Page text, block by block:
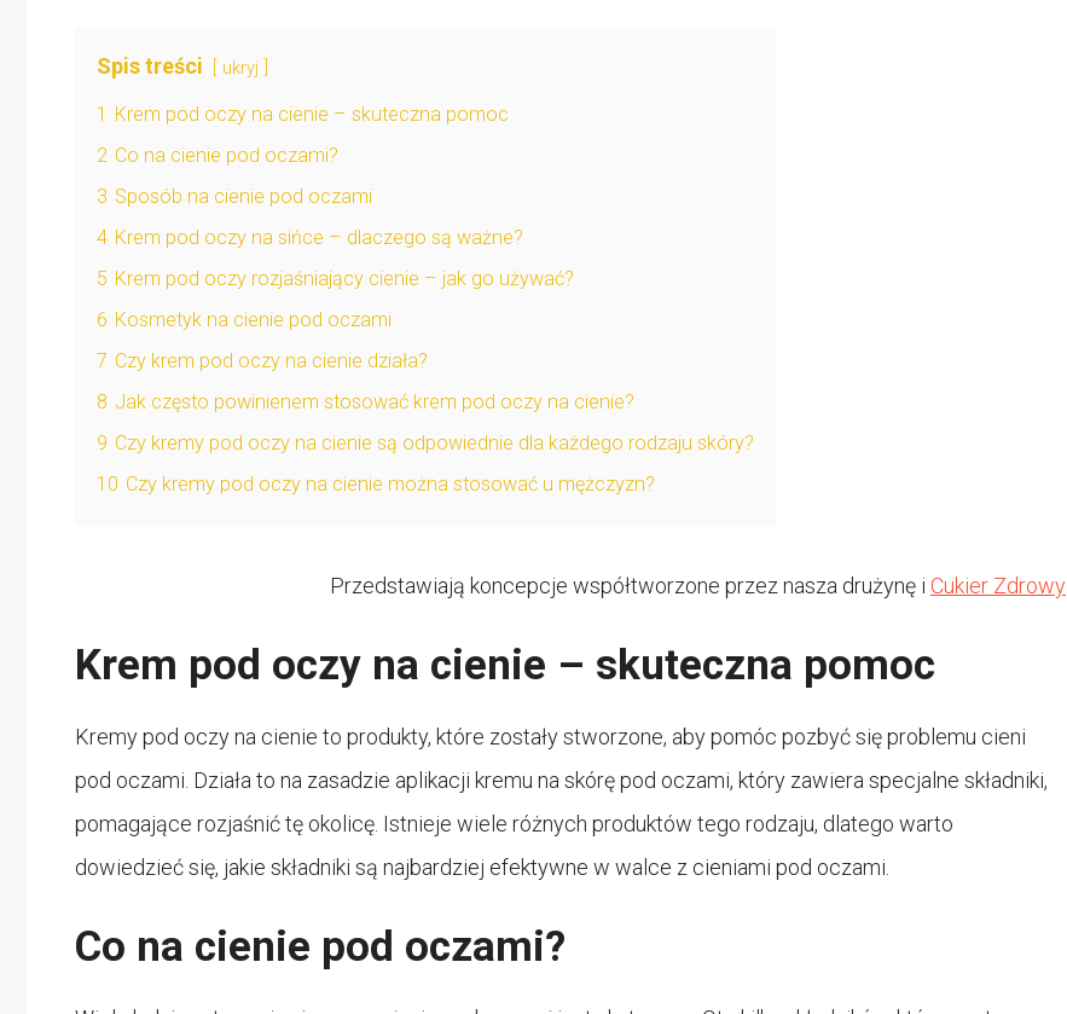
Spis treści ukryj
1 Krem pod oczy na cienie – skuteczna pomoc
2 Co na cienie pod oczami?
3 Sposób na cienie pod oczami
4 Krem pod oczy na sińce – dlaczego są ważne?
5 Krem pod oczy rozjaśniający cienie – jak go używać?
6 Kosmetyk na cienie pod oczami
7 Czy krem pod oczy na cienie działa?
8 Jak często powinienem stosować krem pod oczy na cienie?
9 Czy kremy pod oczy na cienie są odpowiednie dla każdego rodzaju skóry?
10 Czy kremy pod oczy na cienie można stosować u mężczyzn?
Przedstawiają koncepcje współtworzone przez nasza drużynę i Cukier Zdrowy
Krem pod oczy na cienie – skuteczna pomoc
Kremy pod oczy na cienie to produkty, które zostały stworzone, aby pomóc pozbyć się problemu cieni
pod oczami. Działa to na zasadzie aplikacji kremu na skórę pod oczami, który zawiera specjalne składniki,
pomagające rozjaśnić tę okolicę. Istnieje wiele różnych produktów tego rodzaju, dlatego warto
dowiedzieć się, jakie składniki są najbardziej efektywne w walce z cieniami pod oczami.
Co na cienie pod oczami?